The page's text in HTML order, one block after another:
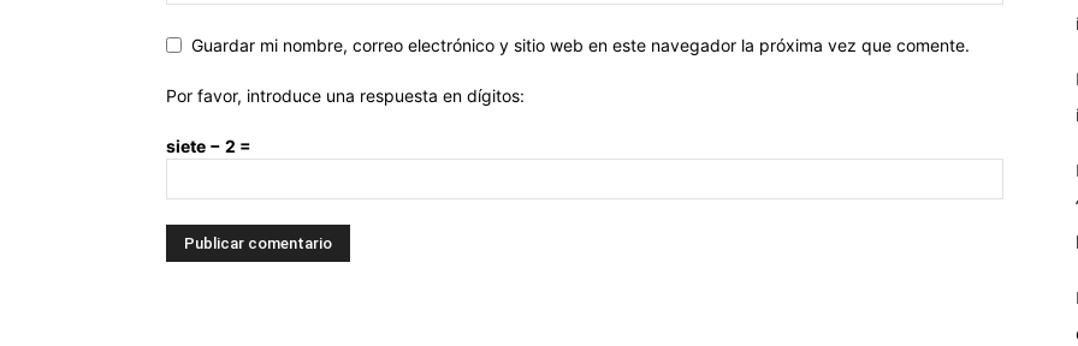
Guardar mi nombre, correo electrónico y sitio web en este navegador la próxima vez que comente.
Por favor, introduce una respuesta en dígitos:
siete − 2 =